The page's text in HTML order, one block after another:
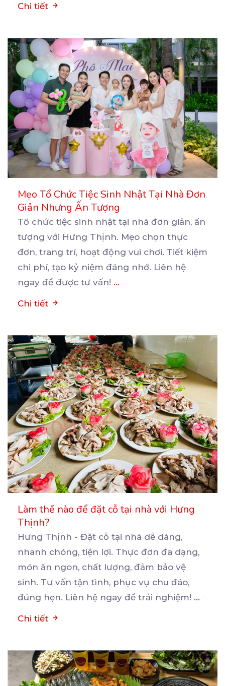
Chi tiết
Mẹo Tổ Chức Tiệc Sinh Nhật Tại Nhà Đơn
Giản Nhưng Ấn Tượng
Tổ chức tiệc sinh nhật tại nhà đơn giản, ấn
tượng với Hưng Thịnh. Mẹo chọn thực
đơn, trang trí, hoạt động vui chơi. Tiết kiệm
chi phí, tạo kỷ niệm đáng nhớ. Liên hệ
ngay để được tư vấn! ...
Chi tiết
Làm thế nào để đặt cỗ tại nhà với Hưng
Thịnh?
Hưng Thịnh - Đặt cỗ tại nhà dễ dàng,
nhanh chóng, tiện lợi. Thực đơn đa dạng,
món ăn ngon, chất lượng, đảm bảo vệ
sinh. Tư vấn tận tình, phục vụ chu đáo,
đúng hẹn. Liên hệ ngay để trải nghiệm! ...
Chi tiết